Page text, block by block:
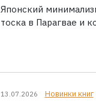
Японский
тоска в Парагвае и
13.07.2026 Новинки книг